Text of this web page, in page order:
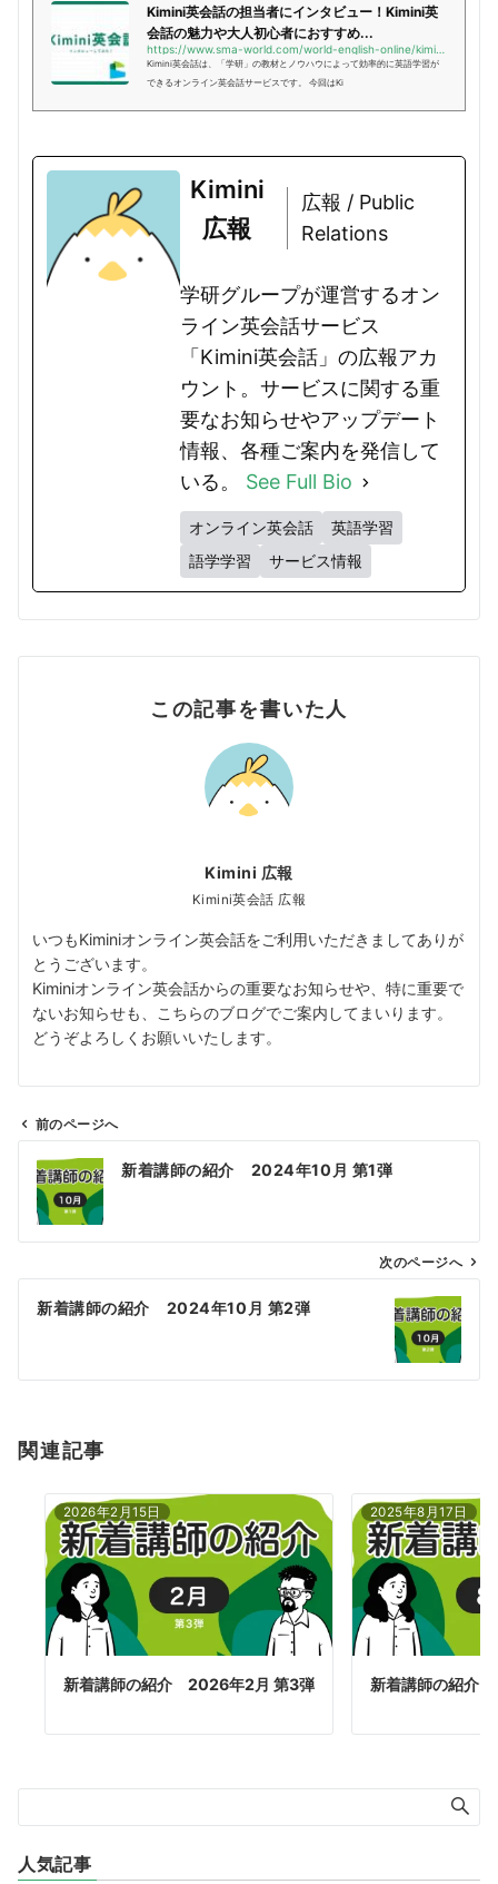
Kimini英会話の担当者にインタビュー！Kimini英
会話の魅力や大人初心者におすすめ...
Kimini英会話は、「学研」の教材とノウハウによって効率的に英語学習が
できるオンライン英会話サービスです。 今回はKi
Kimini
広報
広報 / Public
Relations
学研グループが運営するオン
ライン英会話サービス
「Kimini英会話」の広報アカ
ウント。サービスに関する重
要なお知らせやアップデート
情報、各種ご案内を発信して
いる。 See Full Bio
オンライン英会話
英語学習
語学学習
サービス情報
この記事を書いた人
Kimini 広報
Kimini英会話 広報
いつもKiminiオンライン英会話をご利用いただきましてありが
とうございます。
Kiminiオンライン英会話からの重要なお知らせや、特に重要で
ないお知らせも、こちらのブログでご案内してまいります。
どうぞよろしくお願いいたします。
ビ
ン
前のページへ
新着講師の紹介 2024年10月 第1弾
次のページへ
新着講師の紹介 2024年10月 第2弾
関連記事
2026年2月15日
新着講師の紹介 2026年2月 第3弾
2025年8月17日
新着講師の紹介
人気記事